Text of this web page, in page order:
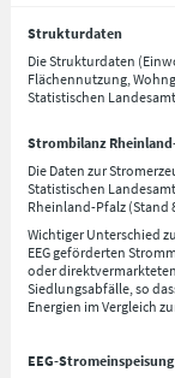
Strukturdaten
Die Strukturdaten
Flächennutzung,
Statistischen
Strombilanz
Die Daten zur
Statistischen
Rheinland-Pfalz (Stand
Wichtiger Unterschied
EEG geförderten
oder
Siedlungsabfälle, so
Energien im Vergleich
EEG-Stromeinspeisung